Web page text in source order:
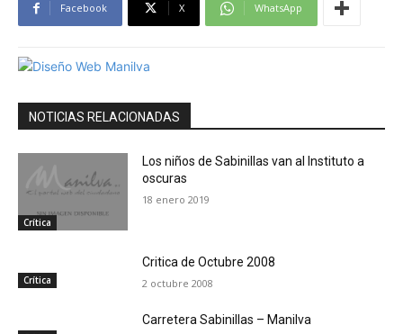
Facebook X WhatsApp
NOTICIAS RELACIONADAS
Crítica
Los niños de Sabinillas van al Instituto a
oscuras
18 enero 2019
Crítica
Critica de Octubre 2008
2 octubre 2008
Carretera Sabinillas – Manilva